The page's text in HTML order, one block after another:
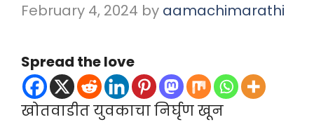
February 4, 2024 by aamachimarathi
Spread the love
खोतवाडीत युवकाचा निर्घृण खून